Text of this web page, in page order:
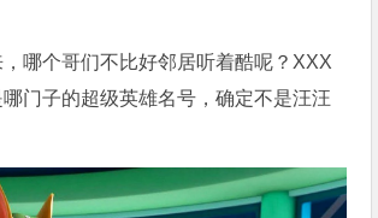
哪个哥们不比好邻居听着酷呢？XXX
门子的超级英雄名号，确定不是汪汪